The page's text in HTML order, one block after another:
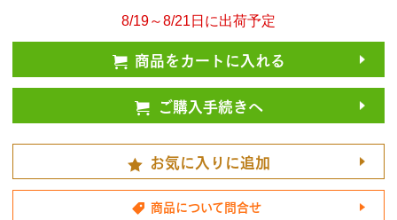
8/19～8/21日に出荷予定
商品をカートに入れる
ご購入手続きへ
お気に入りに追加
商品について問合せ